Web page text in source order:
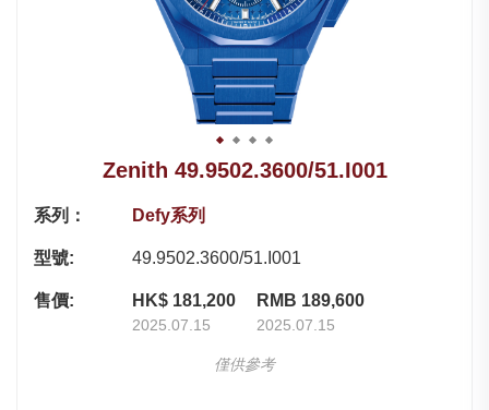
Zenith 49.9502.3600/51.I001
系列： Defy系列
型號: 49.9502.3600/51.I001
售價: HK$ 181,200
2025.07.15
RMB 189,600
2025.07.15
僅供參考